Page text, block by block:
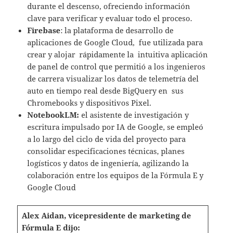
durante el descenso, ofreciendo información
clave para verificar y evaluar todo el proceso.
Firebase: la plataforma de desarrollo de
aplicaciones de Google Cloud, fue utilizada para
crear y alojar rápidamente la intuitiva aplicación
de panel de control que permitió a los ingenieros
de carrera visualizar los datos de telemetría del
auto en tiempo real desde BigQuery en sus
Chromebooks y dispositivos Pixel.
NotebookLM: el asistente de investigación y
escritura impulsado por IA de Google, se empleó
a lo largo del ciclo de vida del proyecto para
consolidar especificaciones técnicas, planes
logísticos y datos de ingeniería, agilizando la
colaboración entre los equipos de la Fórmula E y
Google Cloud
Alex Aidan, vicepresidente de marketing de
Fórmula E dijo: